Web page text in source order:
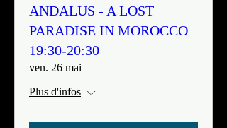
ANDALUS - A LOST
PARADISE IN MOROCCO
19:30-20:30
ven. 26 mai
Plus d'infos